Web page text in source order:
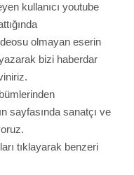
kullanıcı youtube
olmayan eserin
bizi haberdar
sayfasında sanatçı ve
tıklayarak benzeri